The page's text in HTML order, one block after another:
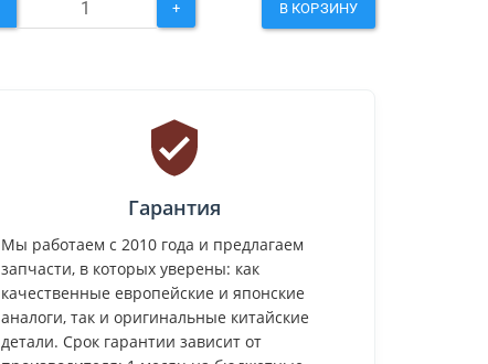
+ В КОРЗИНУ
Гарантия
Мы работаем с 2010 года и предлагаем
запчасти, в которых уверены: как
качественные европейские и японские
аналоги, так и оригинальные китайские
детали. Срок гарантии зависит от